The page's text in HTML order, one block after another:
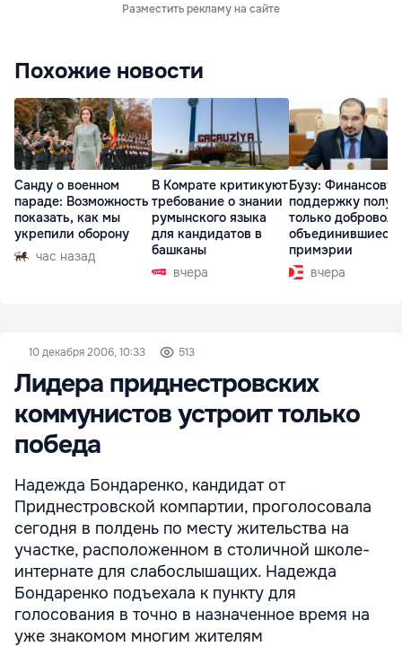
Разместить рекламу на сайте
Похожие новости
Санду о военном
параде: Возможность
показать, как мы
укрепили оборону
час назад
В Комрате критикуют
требование о знании
румынского языка
для кандидатов в
башканы
вчера
Бузу:
поддержку
только
объединившиеся
примэрии
вчера
10 декабря 2006, 10:33 513
Лидера приднестровских
коммунистов устроит только
победа
Надежда Бондаренко, кандидат от
Приднестровской компартии, проголосовала
сегодня в полдень по месту жительства на
участке, расположенном в столичной школе-
интернате для слабослышащих. Надежда
Бондаренко подъехала к пункту для
голосования в точно в назначенное время на
уже знакомом многим жителям